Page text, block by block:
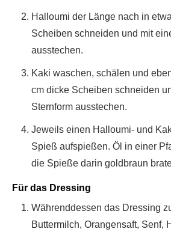
Halloumi der Länge nach in
Scheiben schneiden und mit
ausstechen.
Kaki waschen, schälen und
cm dicke Scheiben schneiden
Sternform ausstechen.
Jeweils einen Halloumi- und
Spieß aufspießen. Öl in einer
die Spieße darin goldbraun
Für das Dressing
Währenddessen das Dressing
Buttermilch, Orangensaft, Senf,